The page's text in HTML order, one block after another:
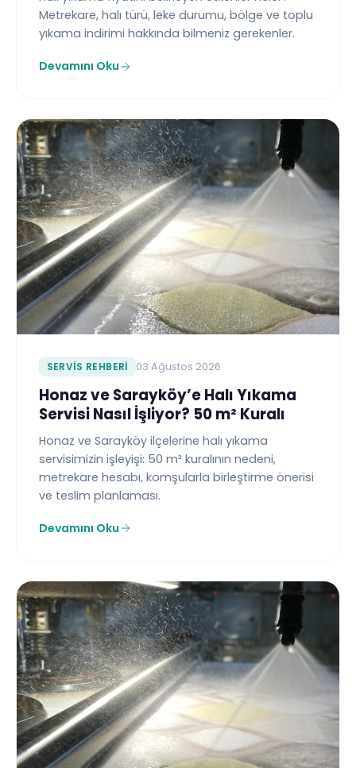
Metrekare, halı türü, leke durumu, bölge ve toplu
yıkama indirimi hakkında bilmeniz gerekenler.
Devamını Oku
SERVIS REHBERI 03 Ağustos 2026
Honaz ve Sarayköy’e Halı Yıkama
Servisi Nasıl İşliyor? 50 m² Kuralı
Honaz ve Sarayköy ilçelerine halı yıkama
servisimizin işleyişi: 50 m² kuralının nedeni,
metrekare hesabı, komşularla birleştirme önerisi
ve teslim planlaması.
Devamını Oku